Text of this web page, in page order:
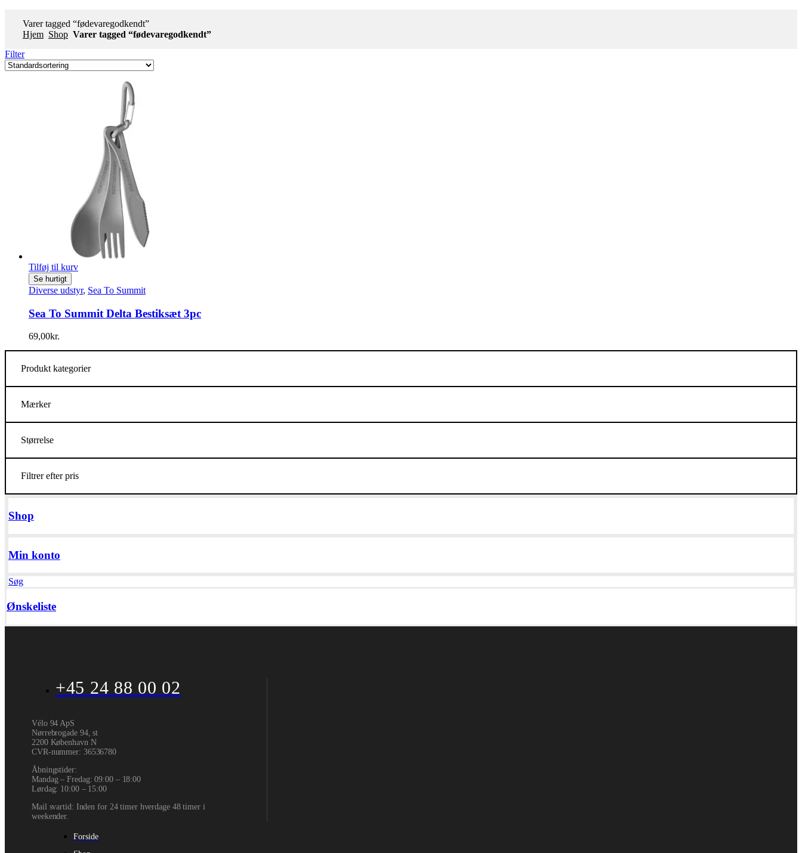
Varer tagged “fødevaregodkendt”
Hjem Shop Varer tagged “fødevaregodkendt”
Filter
Tilføj til kurv
Se hurtigt
Diverse udstyr, Sea To Summit
Sea To Summit Delta Bestiksæt 3pc
69,00kr.
Produkt kategorier
Mærker
Størrelse
Filtrer efter pris
Shop
Min konto
Søg
Ønskeliste
+45 24 88 00 02
Vélo 94 ApS
Nørrebrogade 94, st
2200 København N
CVR-nummer: 36536780
Åbningstider:
Mandag – Fredag: 09:00 – 18:00
Lørdag: 10:00 – 15:00
Mail svartid: Inden for 24 timer hverdage 48 timer i
weekender.
Forside